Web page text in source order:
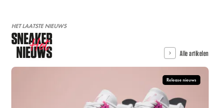
HET LAATSTE NIEUWS
SNEAKER
NIEUWS
Hot Alle artikelen
Release nieuws